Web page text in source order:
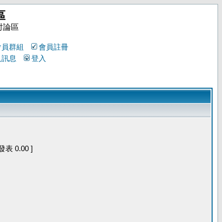
論區
群組
會員註冊
息
登入
表 0.00 ]